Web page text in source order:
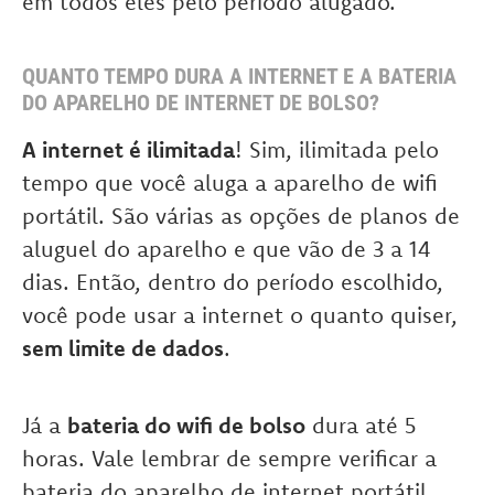
QUANTO TEMPO DURA A INTERNET E A BATERIA
DO APARELHO DE INTERNET DE BOLSO?
A internet é ilimitada! Sim, ilimitada pelo
tempo que você aluga a aparelho de wifi
portátil. São várias as opções de planos de
aluguel do aparelho e que vão de 3 a 14
dias. Então, dentro do período escolhido,
você pode usar a internet o quanto quiser,
sem limite de dados.
Já a bateria do wifi de bolso dura até 5
horas. Vale lembrar de sempre verificar a